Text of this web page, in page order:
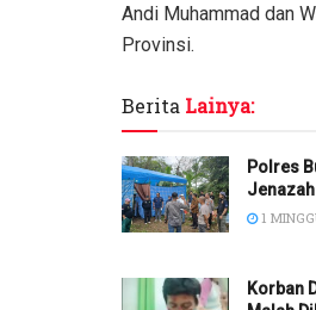
Andi Muhammad dan
Provinsi.
Berita Lainya:
Polres
1
Korban